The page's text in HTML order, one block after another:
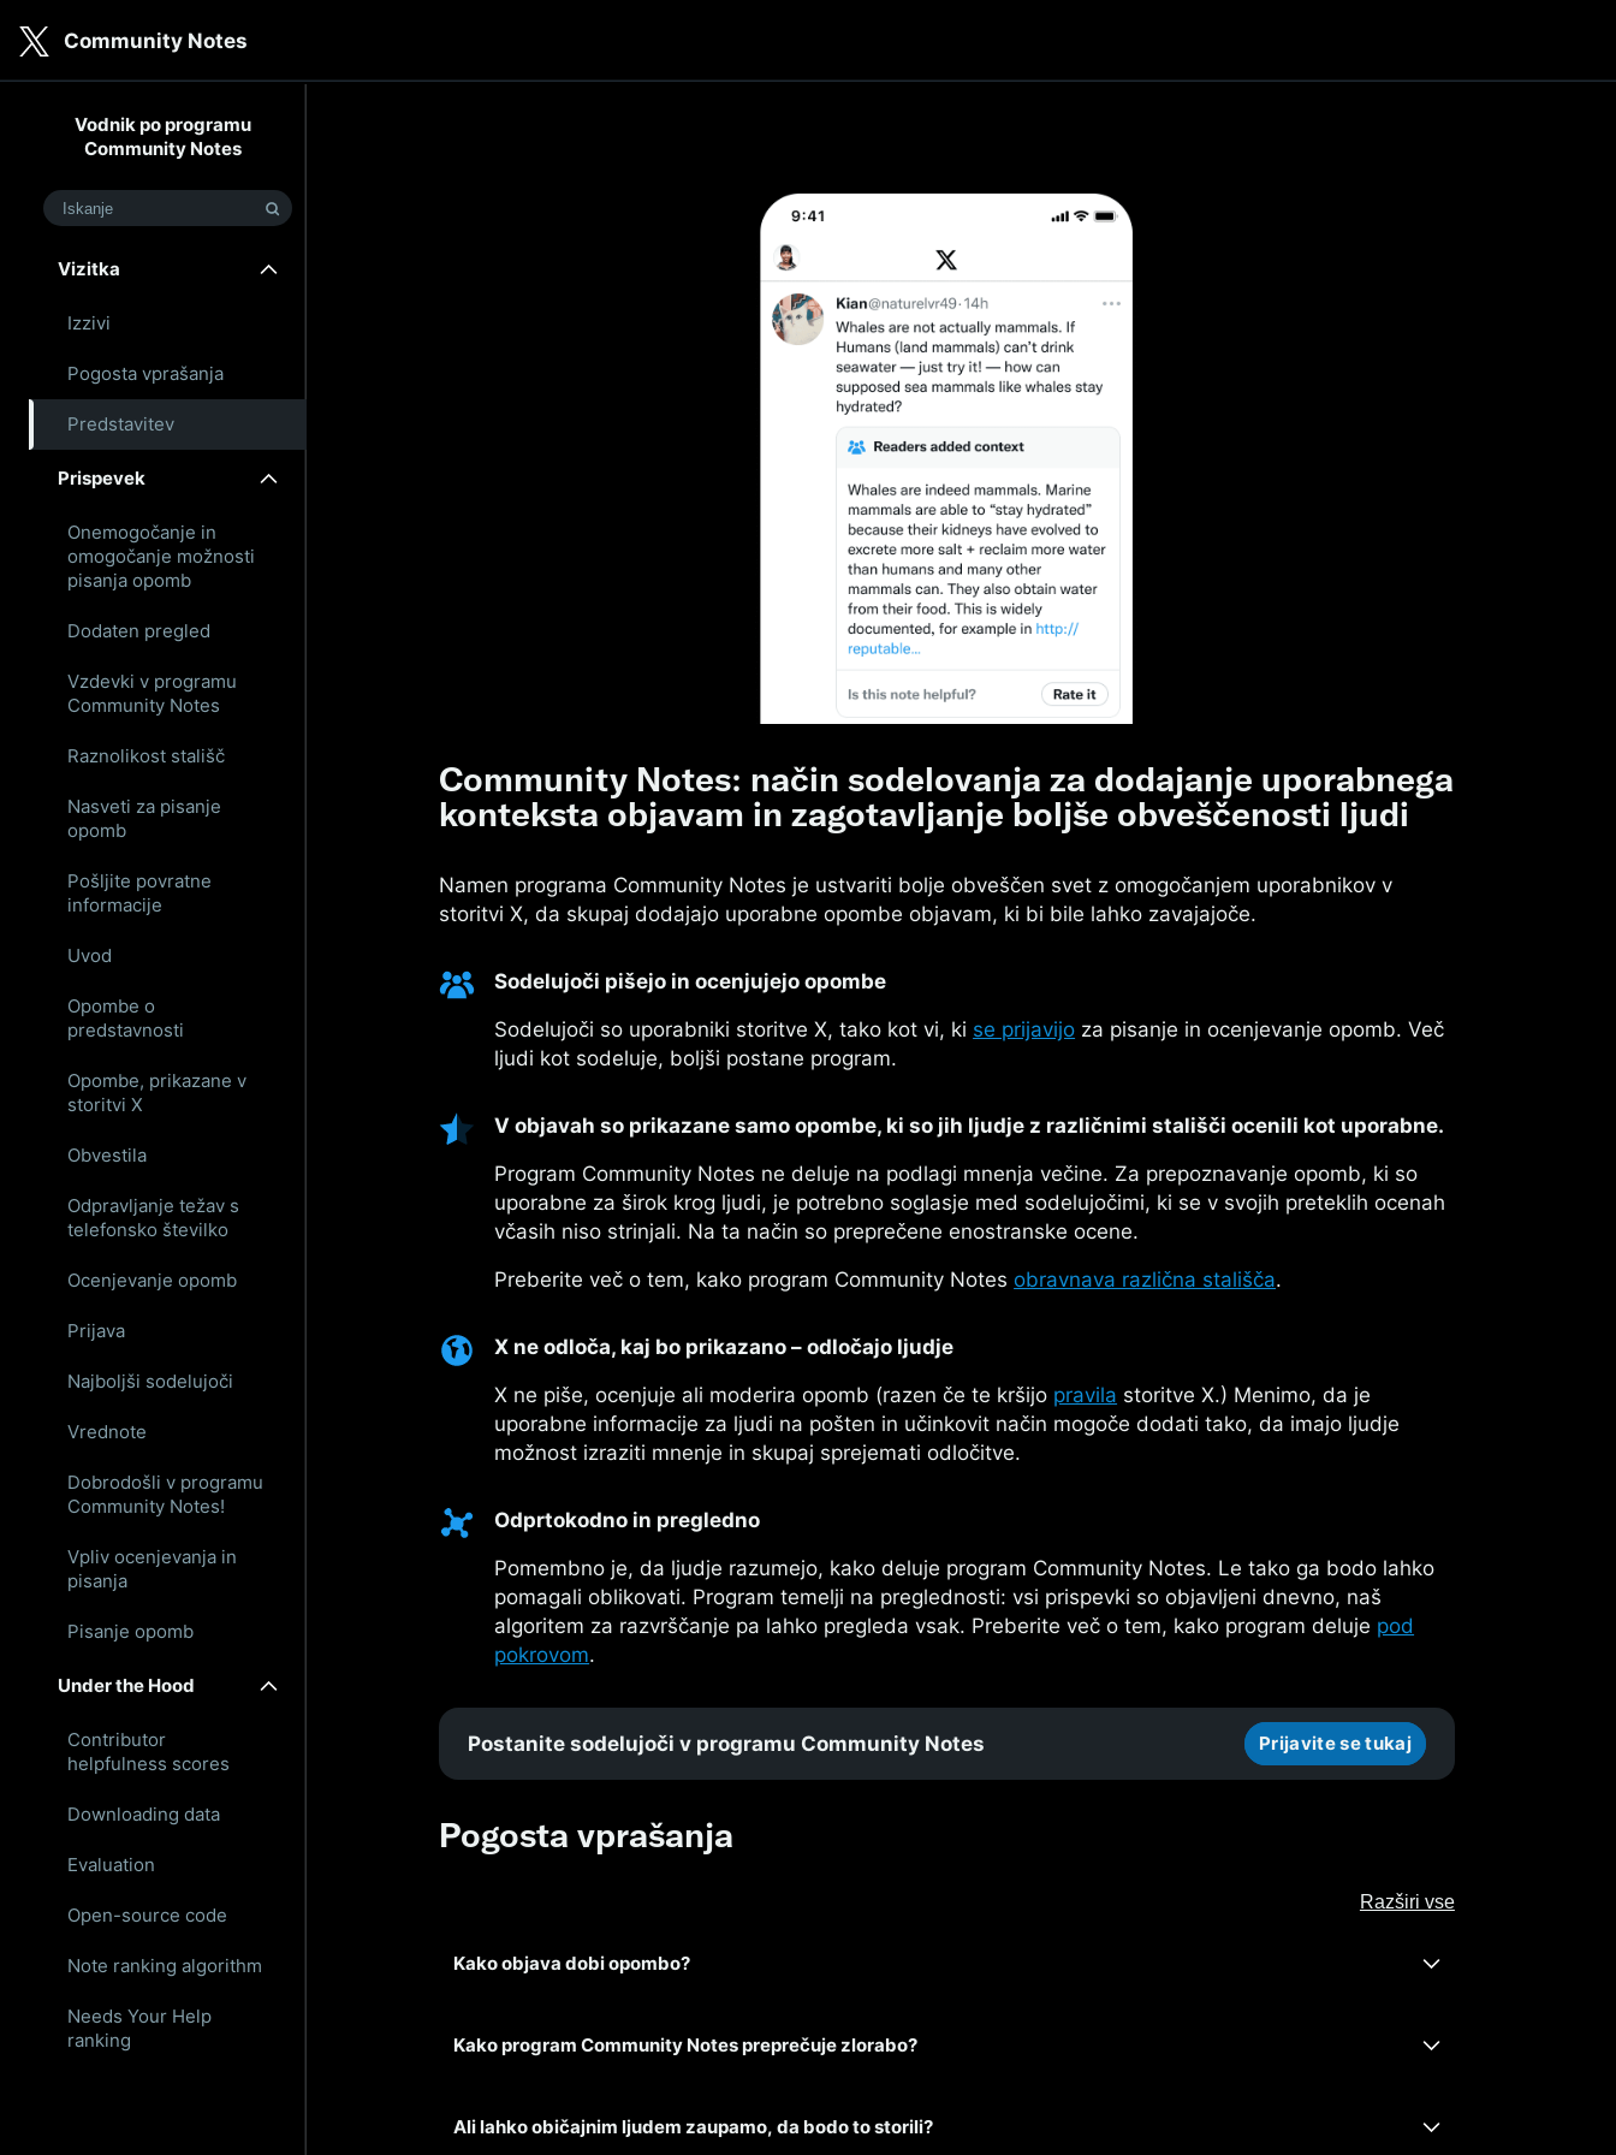
Community Notes
Vodnik po programu
Community Notes
Iskanje
Vizitka
Izzivi
Pogosta vprašanja
Predstavitev
Prispevek
Onemogočanje in
omogočanje možnosti
pisanja opomb
Dodaten pregled
Vzdevki v programu
Community Notes
Raznolikost stališč
Nasveti za pisanje
opomb
Pošljite povratne
informacije
Uvod
Opombe o
predstavnosti
Opombe, prikazane v
storitvi X
Obvestila
Odpravljanje težav s
telefonsko številko
Ocenjevanje opomb
Prijava
Najboljši sodelujoči
Vrednote
Dobrodošli v programu
Community Notes!
Vpliv ocenjevanja in
pisanja
Pisanje opomb
Under the Hood
Contributor
helpfulness scores
Downloading data
Evaluation
Open-source code
Note ranking algorithm
Needs Your Help
ranking
Community Notes: način sodelovanja za dodajanje uporabnega
konteksta objavam in zagotavljanje boljše obveščenosti ljudi
Namen programa Community Notes je ustvariti bolje obveščen svet z omogočanjem uporabnikov v
storitvi X, da skupaj dodajajo uporabne opombe objavam, ki bi bile lahko zavajajoče.
Sodelujoči pišejo in ocenjujejo opombe
Sodelujoči so uporabniki storitve X, tako kot vi, ki se prijavijo za pisanje in ocenjevanje opomb. Več
ljudi kot sodeluje, boljši postane program.
V objavah so prikazane samo opombe, ki so jih ljudje z različnimi stališči ocenili kot uporabne.
Program Community Notes ne deluje na podlagi mnenja večine. Za prepoznavanje opomb, ki so
uporabne za širok krog ljudi, je potrebno soglasje med sodelujočimi, ki se v svojih preteklih ocenah
včasih niso strinjali. Na ta način so preprečene enostranske ocene.
Preberite več o tem, kako program Community Notes obravnava različna stališča.
X ne odloča, kaj bo prikazano – odločajo ljudje
X ne piše, ocenjuje ali moderira opomb (razen če te kršijo pravila storitve X.) Menimo, da je
uporabne informacije za ljudi na pošten in učinkovit način mogoče dodati tako, da imajo ljudje
možnost izraziti mnenje in skupaj sprejemati odločitve.
Odprtokodno in pregledno
Pomembno je, da ljudje razumejo, kako deluje program Community Notes. Le tako ga bodo lahko
pomagali oblikovati. Program temelji na preglednosti: vsi prispevki so objavljeni dnevno, naš
algoritem za razvrščanje pa lahko pregleda vsak. Preberite več o tem, kako program deluje pod
pokrovom.
Postanite sodelujoči v programu Community Notes Prijavite se tukaj
Pogosta vprašanja
Razširi vse
Kako objava dobi opombo?
Kako program Community Notes preprečuje zlorabo?
Ali lahko običajnim ljudem zaupamo, da bodo to storili?